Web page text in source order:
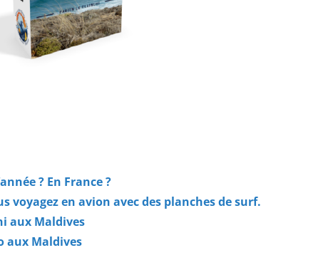
? En France ?
voyagez en avion avec des planches de surf.
aux Maldives
aux Maldives